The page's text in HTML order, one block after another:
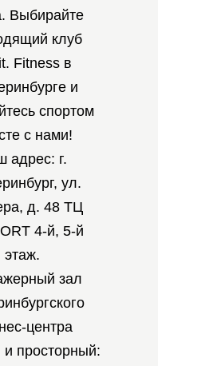
Выбирайте
клуб
Fitness в
и
спортом
с нами!
адрес: г.
ул.
д. 48 ТЦ
4-й, 5-й
этаж.
зал
центра
и просторный: